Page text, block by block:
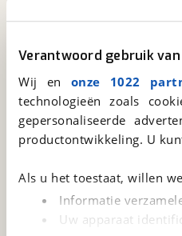
Verantwoord gebruik
Wij en onze 1022
technologieën zoals
gepersonaliseerde
productontwikkeling. U
Als u het toestaat, willen
Informatie
Uw apparaat
viaBOVAG.nl
3981 AJBunnik
Een initiatief van
BOVAG
Altijd het meest recente
Download 'm nu.